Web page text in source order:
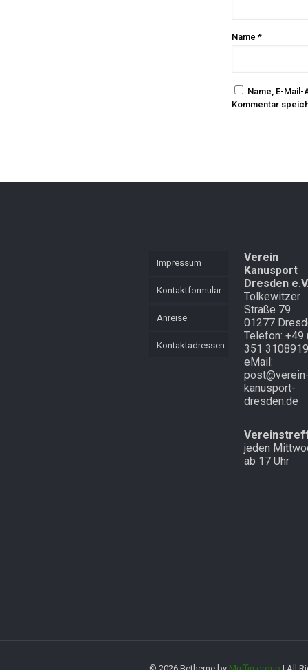
Name *
Name, E-
Kommentar
Impressum
Kontaktformular
Anreise
Kontaktadressen
Verein
Kanusport
Dresden
Tolkewitzer
Straße 79
01277
Telefon: +49
351 3108919
eMail:
kanusport-
dresden.de
jeden
ab 17 Uhr